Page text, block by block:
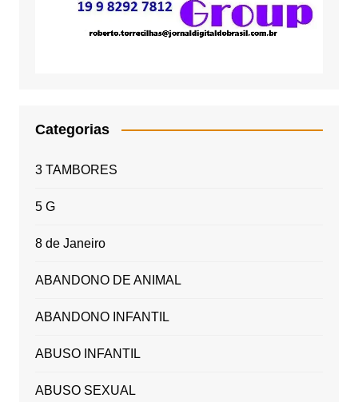
Categorias
3 TAMBORES
5 G
8 de Janeiro
ABANDONO DE ANIMAL
ABANDONO INFANTIL
ABUSO INFANTIL
ABUSO SEXUAL